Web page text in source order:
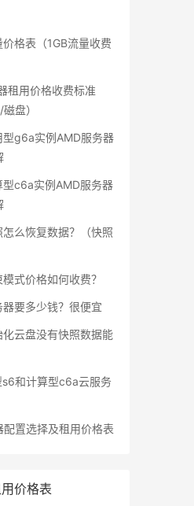
格表（1GB流量收费
租用价格收费标准
盘）
型g6a实例AMD服务器
型c6a实例AMD服务器
么恢复数据？（快照
式价格如何收费？
要多少钱？很便宜
云盘没有快照数据能
s6和计算型c6a云服务
配置选择及租用价格表
价格表